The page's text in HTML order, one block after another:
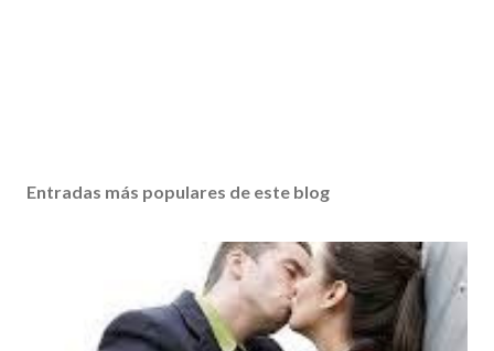
Entradas más populares de este blog